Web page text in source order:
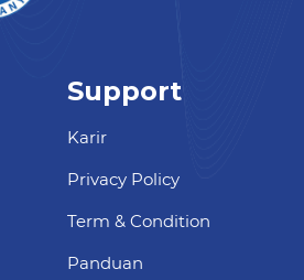
Support
Karir
Privacy Policy
Term & Condition
Panduan